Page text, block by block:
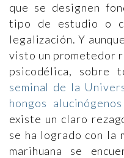
que se designen
tipo de estudio o
legalización. Y
visto un prometedor
psicodélica, sobre
seminal de la
hongos alucinógenos
existe un claro
se ha logrado con la
marihuana se